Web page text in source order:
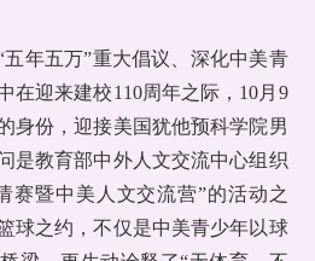
年五万”重大倡议、深化中美青
在迎来建校110周年之际，10月9
身份，迎接美国犹他预科学院男
是教育部中外人文交流中心组织
赛暨中美人文交流营”的活动之
球之约，不仅是中美青少年以球